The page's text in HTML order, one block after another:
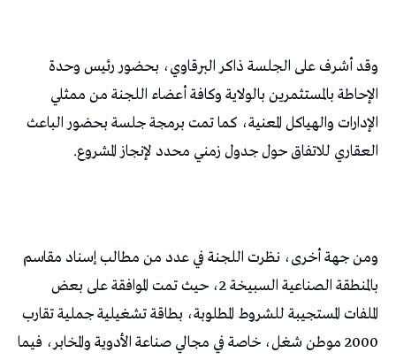
وقد أشرف على الجلسة ذاكر البرقاوي، بحضور رئيس وحدة
الإحاطة بالمستثمرين بالولاية وكافة أعضاء اللجنة من ممثلي
الإدارات والهياكل المعنية، كما تمت برمجة جلسة بحضور الباعث
العقاري للاتفاق حول جدول زمني محدد لإنجاز المشروع.
ومن جهة أخرى، نظرت اللجنة في عدد من مطالب إسناد مقاسم
بالمنطقة الصناعية السبيخة 2، حيث تمت الموافقة على بعض
الملفات المستجيبة للشروط المطلوبة، بطاقة تشغيلية جملية تقارب
2000 موطن شغل، خاصة في مجالي صناعة الأدوية والمخابر، فيما